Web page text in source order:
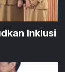
Inklusi